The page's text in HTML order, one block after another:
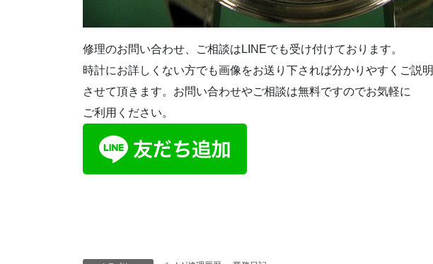
修理のお問い合わせ、ご相談はLINEでも受け付けております。
時計にお詳しくない方でも画像をお送り下されば分かりやすくご説明
させて頂きます。お問い合わせやご相談は無料ですのでお気軽に
ご利用ください。